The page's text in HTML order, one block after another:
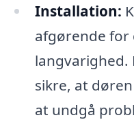
Installation:
afgørende for
langvarighed.
sikre, at
at undgå